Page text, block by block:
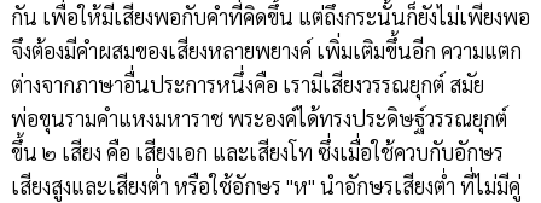
กัน เพื่อให้มีเสียงพอกับคำที่คิดขึ้น แต่ถึงกระนั้นก็ยังไม่เพียงพอ
จึงต้องมีคำผสมของเสียงหลายพยางค์ เพิ่มเติมขึ้นอีก ความแตก
ต่างจากภาษาอื่นประการหนึ่งคือ เรามีเสียงวรรณยุกต์ สมัย
พ่อขุนรามคำแหงมหาราช พระองค์ได้ทรงประดิษฐ์วรรณยุกต์
ขึ้น ๒ เสียง คือ เสียงเอก และเสียงโท ซึ่งเมื่อใช้ควบกับอักษร
เสียงสูงและเสียงต่ำ หรือใช้อักษร "ห" นำอักษรเสียงต่ำ ที่ไม่มีคู่